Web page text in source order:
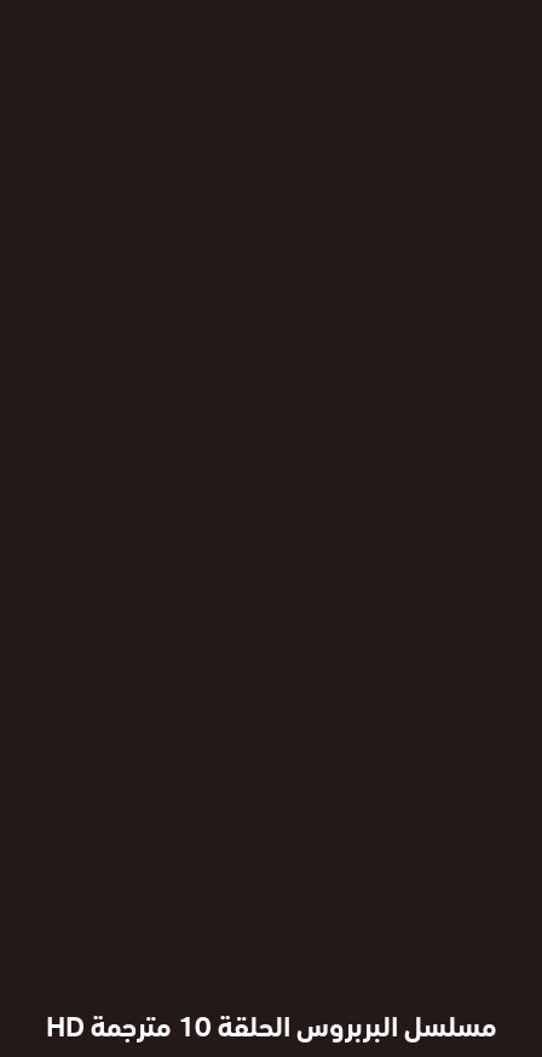
مسلسل البربروس الحلقة 10 مترجمة HD